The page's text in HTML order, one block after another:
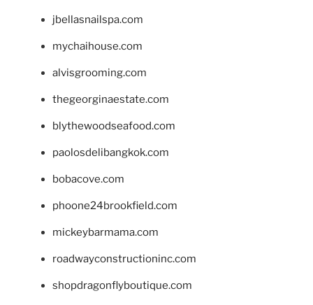
jbellasnailspa.com
mychaihouse.com
alvisgrooming.com
thegeorginaestate.com
blythewoodseafood.com
paolosdelibangkok.com
bobacove.com
phoone24brookfield.com
mickeybarmama.com
roadwayconstructioninc.com
shopdragonflyboutique.com